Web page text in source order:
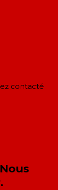
contacté